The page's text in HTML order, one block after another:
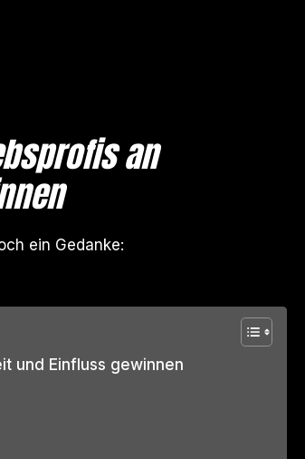
an
ein Gedanke:
und Einfluss gewinnen